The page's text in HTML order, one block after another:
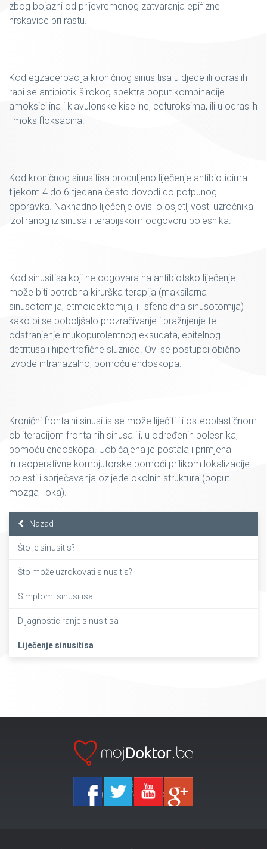
zbog bojazni od prijevremenog zatvaranja epifizne
hrskavice pri rastu.
Kod egzacerbacija kroničnog sinusitisa u djece ili odraslih
rabi se antibiotik širokog spektra poput kombinacije
amoksicilina i klavulonske kiseline, cefuroksima, ili u odraslih
i moksifloksacina.
Kod kroničnog sinusitisa produljeno liječenje antibioticima
tijekom 4 do 6 tjedana često dovodi do potpunog
oporavka. Naknadno liječenje ovisi o osjetljivosti uzročnika
izoliranog iz sinusa i terapijskom odgovoru bolesnika.
Kod sinusitisa koji ne odgovara na antibiotsko liječenje
može biti potrebna kirurška terapija (maksilarna
sinusotomija, etmoidektomija, ili sfenoidna sinusotomija)
kako bi se poboljšalo prozračivanje i pražnjenje te
odstranjenje mukopurolentnog eksudata, epitelnog
detritusa i hipertrofične sluznice. Ovi se postupci obično
izvode intranazalno, pomoću endoskopa.
Kronični frontalni sinusitis se može liječiti ili osteoplastičnom
obliteracijom frontalnih sinusa ili, u određenih bolesnika,
pomoću endoskopa. Uobičajena je postala i primjena
intraoperativne kompjutorske pomoći prilikom lokalizacije
bolesti i sprječavanja ozljede okolnih struktura (poput
mozga i oka).
Nazad
Što je sinusitis?
Što može uzrokovati sinusitis?
Simptomi sinusitisa
Dijagnosticiranje sinusitisa
Liječenje sinusitisa
Ka-Agencija
Copyright 2026 All Right Reserved